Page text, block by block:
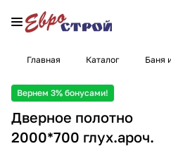
Главная Каталог Баня
Вернем 3% бонусами!
Дверное полотно
2000*700 глух.ароч.